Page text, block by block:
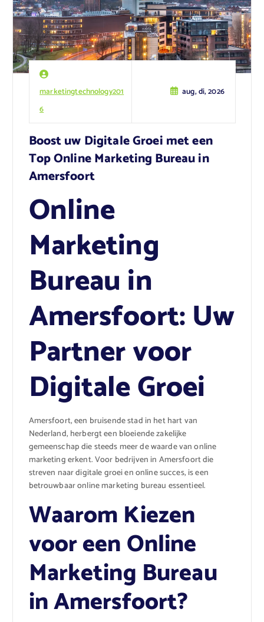
marketingtechnology201
6
aug, di, 2026
Boost uw Digitale Groei met een
Top Online Marketing Bureau in
Amersfoort
Online
Marketing
Bureau in
Amersfoort: Uw
Partner voor
Digitale Groei
Amersfoort, een bruisende stad in het hart van
Nederland, herbergt een bloeiende zakelijke
gemeenschap die steeds meer de waarde van online
marketing erkent. Voor bedrijven in Amersfoort die
streven naar digitale groei en online succes, is een
betrouwbaar online marketing bureau essentieel.
Waarom Kiezen
voor een Online
Marketing Bureau
in Amersfoort?